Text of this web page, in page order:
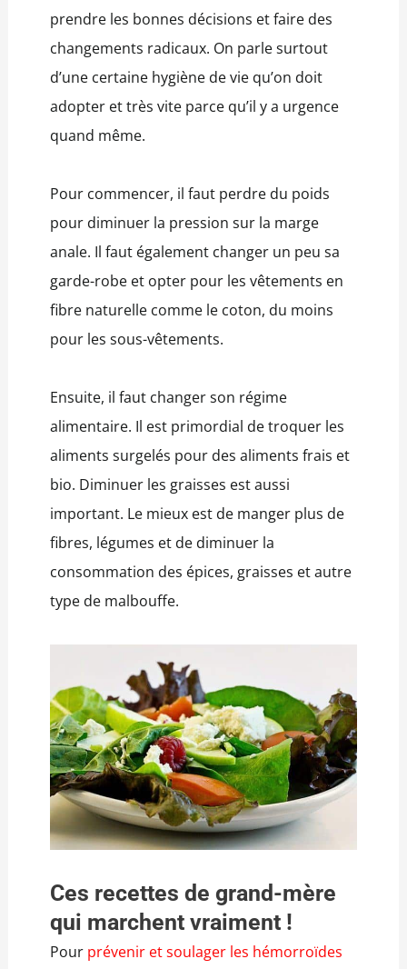
prendre les bonnes décisions et faire des
changements radicaux. On parle surtout
d’une certaine hygiène de vie qu’on doit
adopter et très vite parce qu’il y a urgence
quand même.
Pour commencer, il faut perdre du poids
pour diminuer la pression sur la marge
anale. Il faut également changer un peu sa
garde-robe et opter pour les vêtements en
fibre naturelle comme le coton, du moins
pour les sous-vêtements.
Ensuite, il faut changer son régime
alimentaire. Il est primordial de troquer les
aliments surgelés pour des aliments frais et
bio. Diminuer les graisses est aussi
important. Le mieux est de manger plus de
fibres, légumes et de diminuer la
consommation des épices, graisses et autre
type de malbouffe.
Ces recettes de grand-mère
qui marchent vraiment !
Pour prévenir et soulager les hémorroïdes